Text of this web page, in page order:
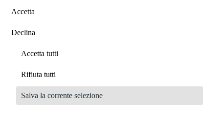
Accetta
Declina
Accetta tutti
Rifiuta tutti
Salva la corrente selezione